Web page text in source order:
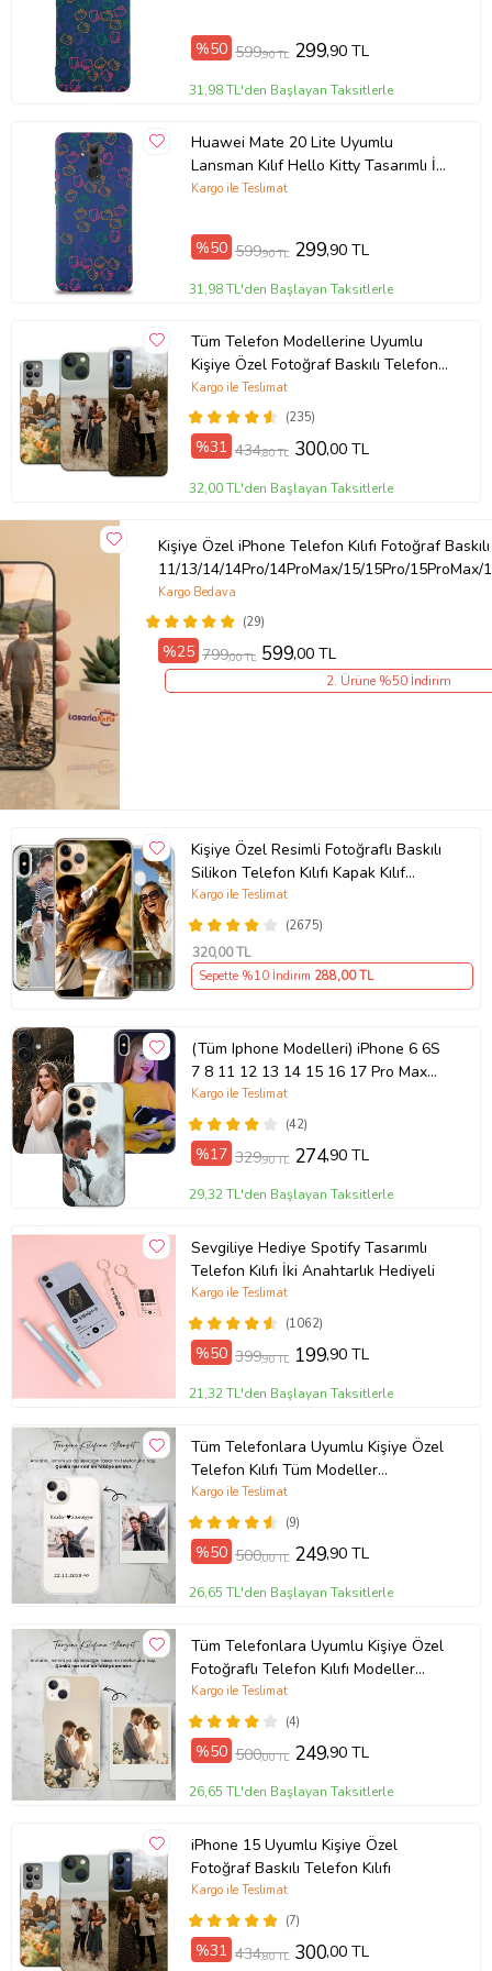
Ürün Kodu:kcm55385656
%50 599,90 TL 299,90 TL
31,98 TL'den Başlayan Taksitlerle
Huawei Mate 20 Lite Uyumlu
Lansman Kılıf Hello Kitty Tasarımlı İçi
Kadife Lacivert Kapak (Şeffaf)
Kargo ile Teslimat
%50 599,90 TL 299,90 TL
31,98 TL'den Başlayan Taksitlerle
Tüm Telefon Modellerine Uyumlu
Kişiye Özel Fotoğraf Baskılı Telefon
Kılıfı
(235)
Kargo ile Teslimat
%31 434,80 TL 300,00 TL
32,00 TL'den Başlayan Taksitlerle
Kişiye Özel iPhone Telefon Kılıfı Fotoğraf Baskılı
11/13/14/14Pro/14ProMax/15/15Pro/
(29)
Kargo Bedava
%25 799,00 TL 599,00 TL
2. Ürüne %50 İndirim
Kişiye Özel Resimli Fotoğraflı Baskılı
Silikon Telefon Kılıfı Kapak Kılıf
(Telefon Modelleri Açıklamada)
(2675)
Kargo ile Teslimat
320,00 TL
Sepette %10 İndirim 288,00 TL
(Tüm Iphone Modelleri) iPhone 6 6S
7 8 11 12 13 14 15 16 17 Pro Max
Plus Mini Kişiye Özel Resimli
Fotoğraflı Kılıf(42)
Kargo ile Teslimat
%17 329,90 TL 274,90 TL
29,32 TL'den Başlayan Taksitlerle
Sevgiliye Hediye Spotify Tasarımlı
Telefon Kılıfı İki Anahtarlık Hediyeli
(1062)
Kargo ile Teslimat
%50 399,90 TL 199,90 TL
21,32 TL'den Başlayan Taksitlerle
Tüm Telefonlara Uyumlu Kişiye Özel
Telefon Kılıfı Tüm Modeller
Açıklamada
(9)
Kargo ile Teslimat
%50 500,00 TL 249,90 TL
26,65 TL'den Başlayan Taksitlerle
Tüm Telefonlara Uyumlu Kişiye Özel
Fotoğraflı Telefon Kılıfı Modeller
Açıklamada
(4)
Kargo ile Teslimat
%50 500,00 TL 249,90 TL
26,65 TL'den Başlayan Taksitlerle
iPhone 15 Uyumlu Kişiye Özel
Fotoğraf Baskılı Telefon Kılıfı
(7)
Kargo ile Teslimat
%31 434,80 TL 300,00 TL